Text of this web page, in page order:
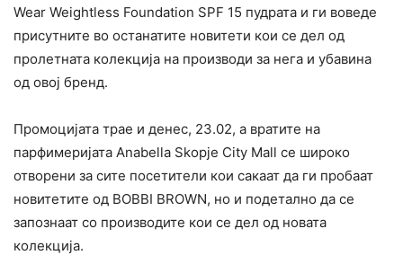
Wear Weightless Foundation SPF 15 пудрата и ги воведе
присутните во останатите новитети кои се дел од
пролетната колекција на производи за нега и убавина
од овој бренд.
Промоцијата трае и денес, 23.02, а вратите на
парфимеријата Anabella Skopje City Mall се широко
отворени за сите посетители кои сакаат да ги пробаат
новитетите од BOBBI BROWN, но и подетално да се
запознаат со производите кои се дел од новата
колекција.